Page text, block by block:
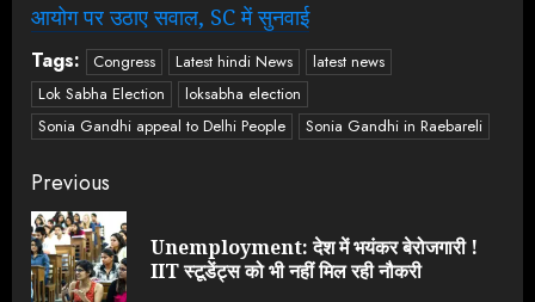
आयोग पर उठाए सवाल, SC में सुनवाई
Tags: Congress Latest hindi News
latest news
Lok Sabha Election
loksabha election
Sonia Gandhi appeal to Delhi People
Sonia Gandhi in Raebareli
Continue
Reading
Previous
Unemployment: देश में भयंकर बेरोजगारी !
IIT स्टूडेंट्स को भी नहीं मिल रही नौकरी